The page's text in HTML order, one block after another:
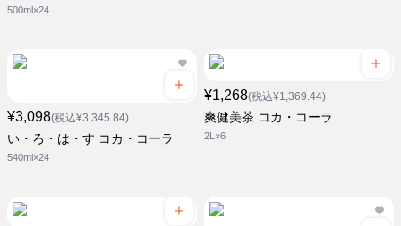
500ml×24
¥3,098(税込¥3,345.84)
い・ろ・は・す コカ・コーラ
540ml×24
¥1,268(税込¥1,369.44)
爽健美茶 コカ・コーラ
2L×6